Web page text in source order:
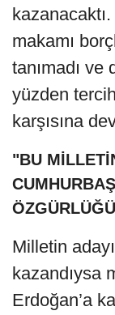
makamı
tanımadı
yüzden
karşısına
"BU
Milletin
kazandıysa
Erdoğan’a